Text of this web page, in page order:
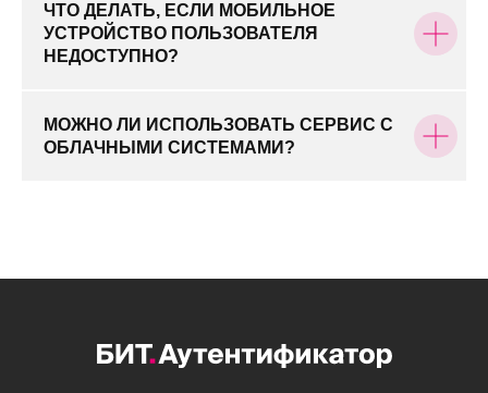
ЧТО ДЕЛАТЬ, ЕСЛИ МОБИЛЬНОЕ
УСТРОЙСТВО ПОЛЬЗОВАТЕЛЯ
НЕДОСТУПНО?
МОЖНО ЛИ ИСПОЛЬЗОВАТЬ СЕРВИС С
ОБЛАЧНЫМИ СИСТЕМАМИ?